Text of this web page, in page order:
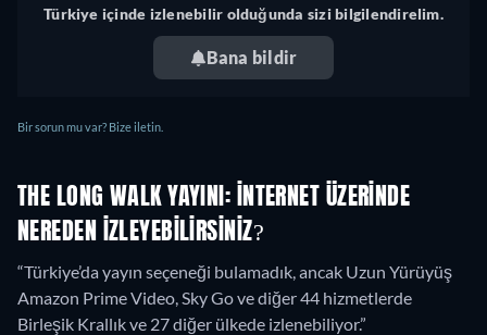
Türkiye içinde izlenebilir olduğunda sizi bilgilendirelim.
Bana bildir
Bir sorun mu var? Bize iletin.
THE LONG WALK YAYINI: İNTERNET ÜZERINDE
NEREDEN IZLEYEBILIRSINIZ?
“Türkiye’da yayın seçeneği bulamadık, ancak Uzun Yürüyüş
Amazon Prime Video, Sky Go ve diğer 44 hizmetlerde
Birleşik Krallık ve 27 diğer ülkede izlenebiliyor.”